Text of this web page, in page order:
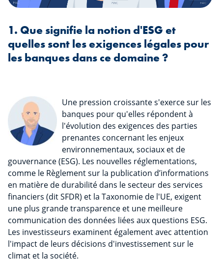
1. Que signifie la notion d'ESG et
quelles sont les exigences légales pour
les banques dans ce domaine ?
Une pression croissante s'exerce sur les
banques pour qu'elles répondent à
l'évolution des exigences des parties
prenantes concernant les enjeux
environnementaux, sociaux et de
gouvernance (ESG). Les nouvelles réglementations,
comme le Règlement sur la publication d’informations
en matière de durabilité dans le secteur des services
financiers (dit SFDR) et la Taxonomie de l'UE, exigent
une plus grande transparence et une meilleure
communication des données liées aux questions ESG.
Les investisseurs examinent également avec attention
l'impact de leurs décisions d'investissement sur le
climat et la société.